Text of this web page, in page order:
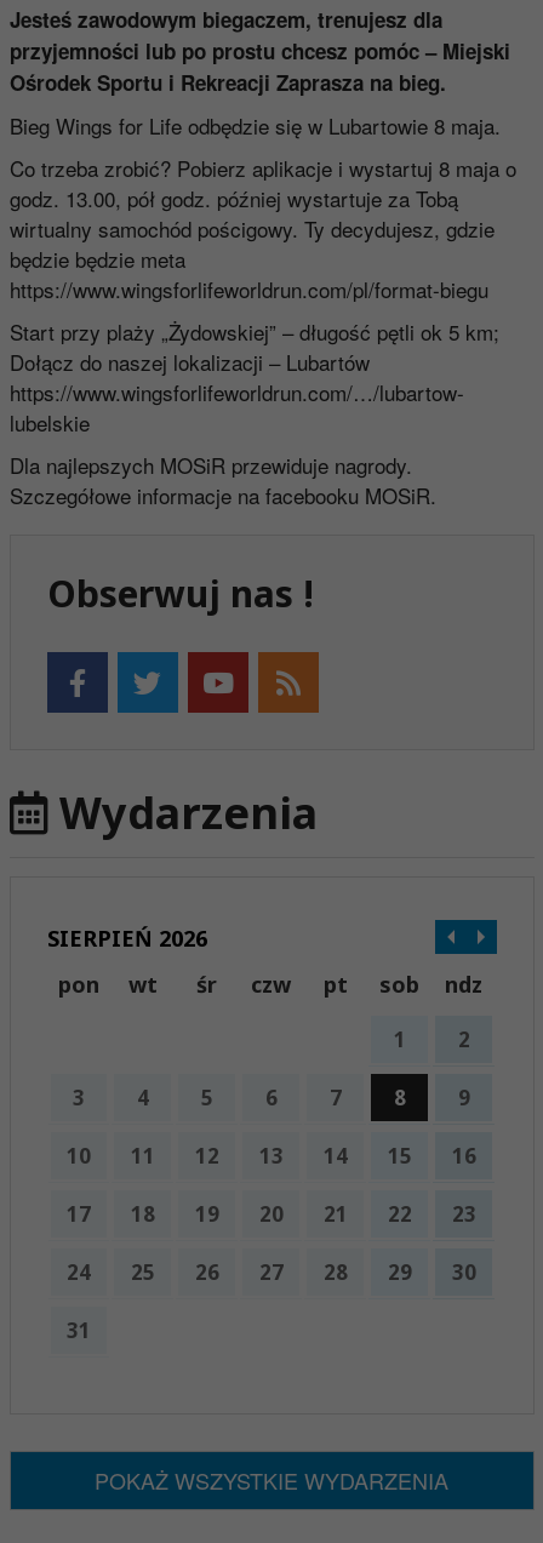
Jesteś zawodowym biegaczem, trenujesz dla
przyjemności lub po prostu chcesz pomóc – Miejski
Ośrodek Sportu i Rekreacji Zaprasza na bieg.
Bieg Wings for Life odbędzie się w Lubartowie 8 maja.
Co trzeba zrobić? Pobierz aplikacje i wystartuj 8 maja o
godz. 13.00, pół godz. później wystartuje za Tobą
wirtualny samochód pościgowy. Ty decydujesz, gdzie
będzie będzie meta
https://www.wingsforlifeworldrun.com/pl/format-biegu
Start przy plaży „Żydowskiej” – długość pętli ok 5 km;
Dołącz do naszej lokalizacji – Lubartów
https://www.wingsforlifeworldrun.com/…/lubartow-
lubelskie
Dla najlepszych MOSiR przewiduje nagrody.
Szczegółowe informacje na facebooku MOSiR.
Obserwuj nas !
Wydarzenia
SIERPIEŃ 2026
pon
wt śr czw pt sob ndz
1 2
3 4 5 6 7 8 9
10 11 12 13 14 15 16
17 18 19 20 21 22 23
24 25 26 27 28 29 30
31
POKAŻ WSZYSTKIE WYDARZENIA